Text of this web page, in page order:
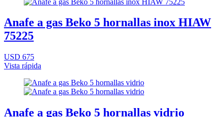
Anafe a gas Beko 5 hornallas inox HIAW
75225
USD 675
Vista rápida
Anafe a gas Beko 5 hornallas vidrio